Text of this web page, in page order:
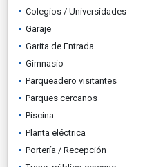
Colegios / Universidades
Garaje
Garita de Entrada
Gimnasio
Parqueadero visitantes
Parques cercanos
Piscina
Planta eléctrica
Portería / Recepción